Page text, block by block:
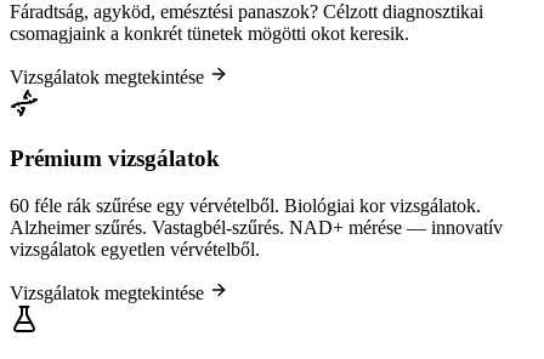
Fáradtság, agyköd, emésztési panaszok? Célzott diagnosztikai
csomagjaink a konkrét tünetek mögötti okot keresik.
Vizsgálatok megtekintése
Prémium vizsgálatok
60 féle rák szűrése egy vérvételből. Biológiai kor vizsgálatok.
Alzheimer szűrés. Vastagbél-szűrés. NAD+ mérése — innovatív
vizsgálatok egyetlen vérvételből.
Vizsgálatok megtekintése